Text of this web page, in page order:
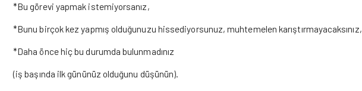
*Bu görevi yapmak istemiyorsanız,
*Bunu birçok kez yapmış olduğunuzu hissediyorsunuz, muhtemelen karıştırmayacaksınız,
*Daha önce hiç bu durumda bulunmadınız
(iş başında ilk gününüz olduğunu düşünün).